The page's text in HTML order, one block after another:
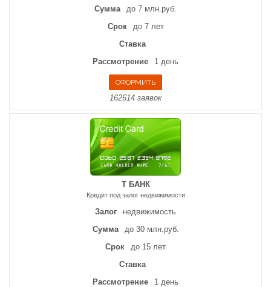
Сумма
до 7 млн.руб.
Срок
до 7 лет
Ставка
Рассмотрение
1 день
162614 заявок
Т БАНК
Кредит под залог недвижимости
Залог
недвижимость
Сумма
до 30 млн.руб.
Срок
до 15 лет
Ставка
Рассмотрение
1 день